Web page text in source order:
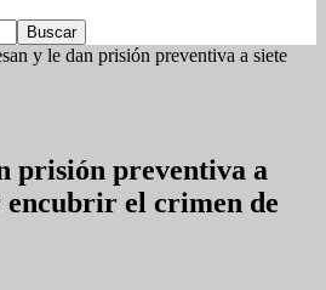
y le dan prisión preventiva a siete
prisión preventiva a
encubrir el crimen de